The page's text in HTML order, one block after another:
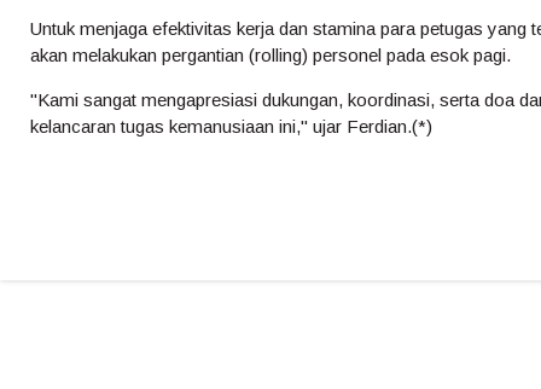
Untuk menjaga efektivitas kerja dan stamina para petugas yang
akan melakukan pergantian (rolling) personel pada esok pagi.
"Kami sangat mengapresiasi dukungan, koordinasi, serta doa
kelancaran tugas kemanusiaan ini," ujar Ferdian.(*)